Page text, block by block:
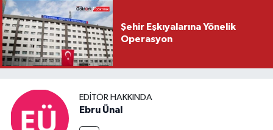
Şehir Eşkıyalarına Yönelik
Operasyon
EDITÖR HAKKINDA
Ebru Ünal